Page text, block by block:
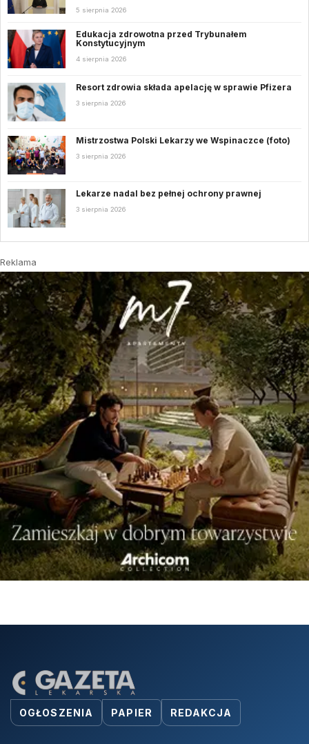
5 sierpnia 2026
Edukacja zdrowotna przed Trybunałem
Konstytucyjnym
4 sierpnia 2026
Resort zdrowia składa apelację w sprawie Pfizera
3 sierpnia 2026
Mistrzostwa Polski Lekarzy we Wspinaczce (foto)
3 sierpnia 2026
Lekarze nadal bez pełnej ochrony prawnej
3 sierpnia 2026
Reklama
OGŁOSZENIA PAPIER REDAKCJA